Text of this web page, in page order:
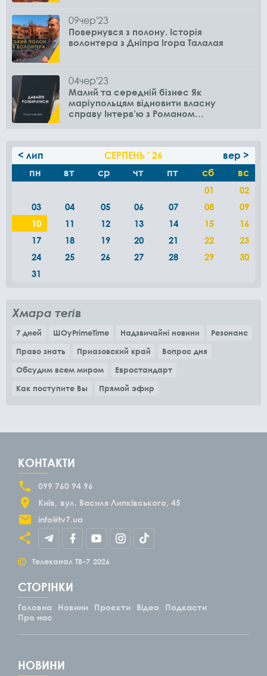
09чер'23
Повернувся з полону. Історія
волонтера з Дніпра Ігора Талалая
04чер'23
Малий та середній бізнес Як
маріупольцям відновити власну
справу Інтерв’ю з Романом
< лип СЕРПЕНЬ ' 26
вер >
пн
вт ср чт пт сб вс
01
02
03
04 05 06 07 08
09
10
11 12 13 14 15
16
17
18 19 20 21 22
23
24
25 26 27 28 29
30
31
Хмара тегів
7 дней ШОуPrimeTime Надзвичайні новини
Резонанс
Право знать
Приазовский край
Вопрос дня
Обсудим всем миром
Евростандарт
Как поступите Вы
Прямой эфир
КОНТАКТИ
099 760 94 96
Київ
вул. Василя Липківського, 45
info@tv7.ua
© Телеканал ТВ-7 2026
СТОРІНКИ
Головна Новини Проєкти Відео
Подкасти
Про нас
НОВИНИ